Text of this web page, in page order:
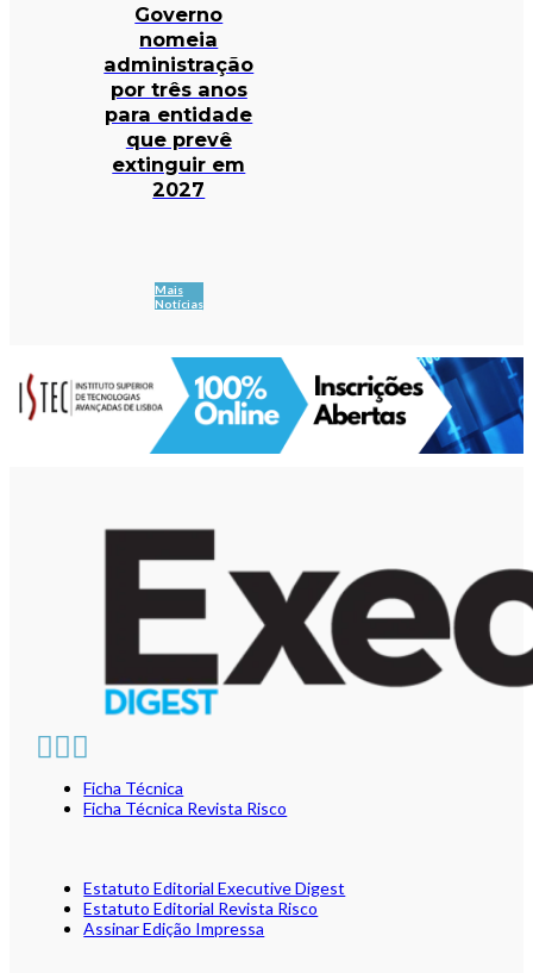
Governo
nomeia
administração
por três anos
para entidade
que prevê
extinguir em
2027
Mais
Notícias
Ficha Técnica
Ficha Técnica Revista Risco
Estatuto Editorial Executive Digest
Estatuto Editorial Revista Risco
Assinar Edição Impressa